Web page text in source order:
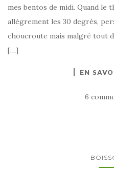
mes bentos de midi. Quand le
allègrement les 30 degrés,
choucroute mais malgré tout
[…]
EN
6